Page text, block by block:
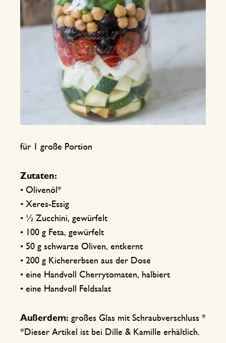
für 1 große Portion
Zutaten:
• Olivenöl*
• Xeres-Essig
• ½ Zucchini, gewürfelt
• 100 g Feta, gewürfelt
• 50 g schwarze Oliven, entkernt
• 200 g Kichererbsen aus der Dose
• eine Handvoll Cherrytomaten, halbiert
• eine Handvoll Feldsalat
Außerdem: großes Glas mit Schraubverschluss *
*Dieser Artikel ist bei Dille & Kamille erhältlich.